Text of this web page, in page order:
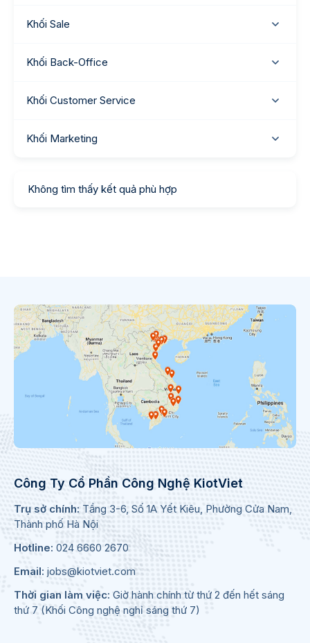
Khối Sale
Khối Back-Office
Khối Customer Service
Khối Marketing
Không tìm thấy kết quả phù hợp
Công Ty Cổ Phần Công Nghệ KiotViet
Trụ sở chính: Tầng 3-6, Số 1A Yết Kiêu, Phường Cửa Nam,
Thành phố Hà Nội
Hotline: 024 6660 2670
Email: jobs@kiotviet.com
Thời gian làm việc: Giờ hành chính từ thứ 2 đến hết sáng
thứ 7 (Khối Công nghệ nghỉ sáng thứ 7)